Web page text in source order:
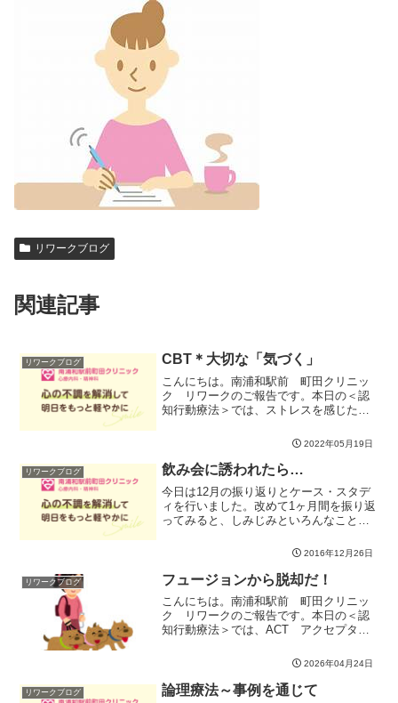
リワークブログ
関連記事
リワークブログ CBT＊大切な「気づく」
こんにちは。南浦和駅前 町田クリニッ
ク リワークのご報告です。本日の＜認
知行動療法＞では、ストレスを感じた
いたのかしっかり気づいていくことの大
切さを分かち合いました。「自分のこと
だから分かってるに決まって...
2022年05月19日
リワークブログ 飲み会に誘われたら…
今日は12月の振り返りとケース・スタデ
ィを行いました。改めて1ヶ月間を振り返
ってみると、しみじみといろんなことが
活の中での気づきを発表してくださいま
した。午後はケース・スタディで飲み会
に誘われたときについ...
2016年12月26日
リワークブログ フュージョンから脱却だ！
こんにちは。南浦和駅前 町田クリニッ
ク リワークのご報告です。本日の＜認
知行動療法＞では、ACT アクセプタン
フュージョン」の方法をいろいろご紹介
させていただき今の自分に一番しっくり
くる・無理なく活用でき...
2026年04月24日
リワークブログ 論理療法～事例を通じて